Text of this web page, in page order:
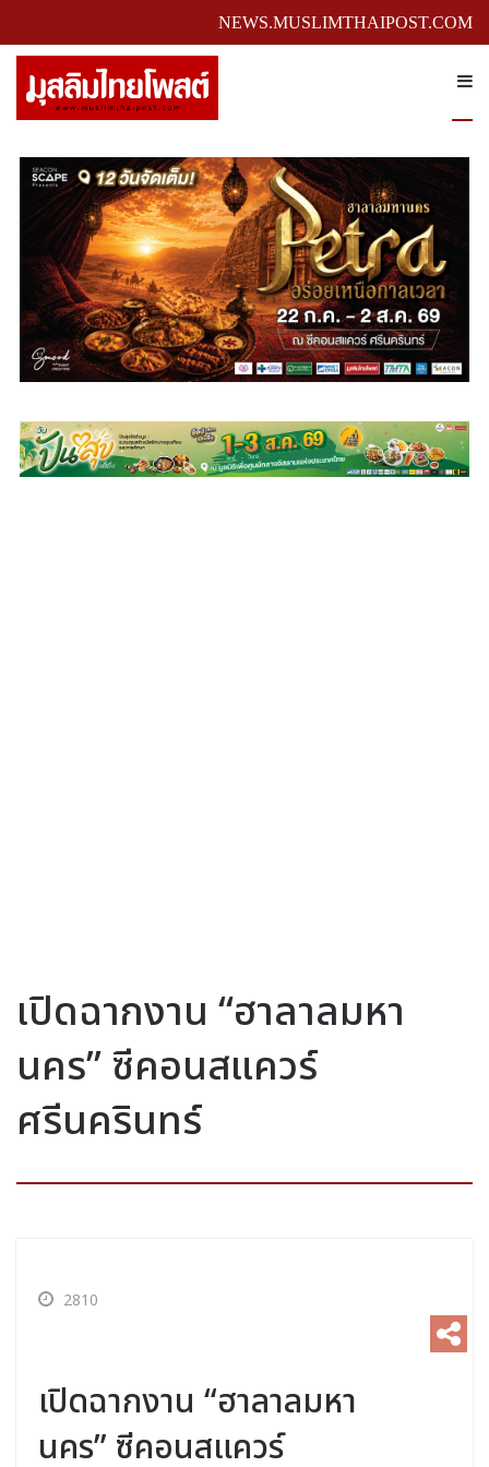
NEWS.MUSLIMTHAIPOST.COM
เปิดฉากงาน “ฮาลาลมหา
นคร” ซีคอนสแควร์
ศรีนครินทร์
2810
เปิดฉากงาน “ฮาลาลมหา
นคร” ซีคอนสแควร์